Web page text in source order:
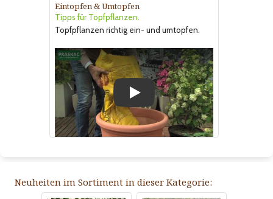
Eintopfen & Umtopfen
Tipps für Topfpflanzen.
Topfpflanzen richtig ein- und umtopfen.
Neuheiten im Sortiment in dieser Kategorie: